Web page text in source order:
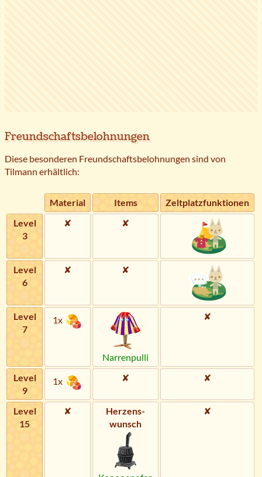
Freundschaftsbelohnungen
Diese besonderen Freundschaftsbelohnungen sind von
Tilmann erhältlich:
Material Items
Zeltplatzfunktionen
Level
3
✘ ✘
Level
6
✘ ✘
Level
7
1x
Narrenpulli
✘
Level
9
1x ✘ ✘
Level
15
✘
Herzens­
wunsch
✘